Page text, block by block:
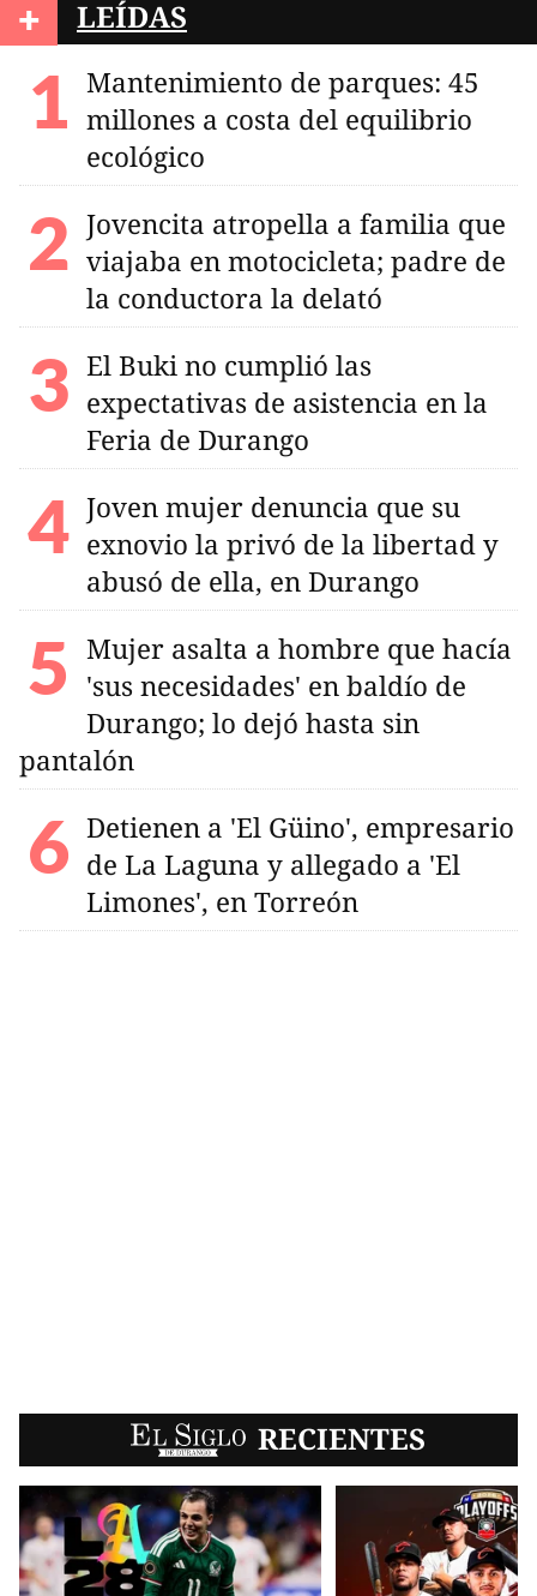
+ LEÍDAS
Mantenimiento de parques: 45
millones a costa del equilibrio
ecológico
Jovencita atropella a familia que
viajaba en motocicleta; padre de
la conductora la delató
El Buki no cumplió las
expectativas de asistencia en la
Feria de Durango
Joven mujer denuncia que su
exnovio la privó de la libertad y
abusó de ella, en Durango
Mujer asalta a hombre que hacía
'sus necesidades' en baldío de
Durango; lo dejó hasta sin
pantalón
Detienen a 'El Güino', empresario
de La Laguna y allegado a 'El
Limones', en Torreón
EL SIGLO RECIENTES